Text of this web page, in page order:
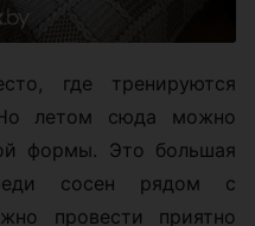
где тренируются
летом сюда можно
формы. Это большая
сосен рядом с
провести приятно